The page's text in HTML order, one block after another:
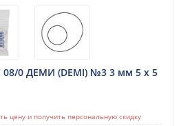
08/0 ДЕМИ (DEMI) №3 3 мм 5 х 5
цену и получить персональную скидку